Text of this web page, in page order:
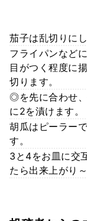
茄子は乱切りに
フライパンなど
目がつく程度に
切ります。
◎を先に合わせ
に2を漬けます。
胡瓜はピーラー
す。
3と4をお皿に交
たら出来上が